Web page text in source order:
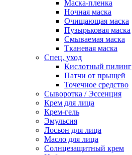
Маска-пленка
Ночная маска
Очищающая маска
Пузырьковая маска
Смываемая маска
Тканевая маска
Спец. уход
Кислотный пилинг
Патчи от прыщей
Точечное средство
Сыворотка / Эссенция
Крем для лица
Крем-гель
Эмульсия
Лосьон для лица
Масло для лица
Солнцезащитный крем